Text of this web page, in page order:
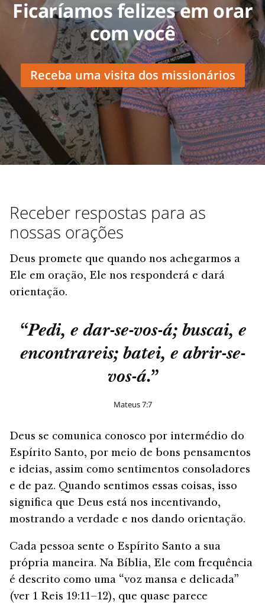
Ficaríamos felizes em orar
com você
Receba uma visita dos missionários
Receber respostas para as
nossas orações
Deus promete que quando nos achegarmos a
Ele em oração, Ele nos responderá e dará
orientação.
“Pedi, e dar-se-vos-á; buscai, e
encontrareis; batei, e abrir-se-
vos-á.”
Mateus 7:7
Deus se comunica conosco por intermédio do
Espírito Santo, por meio de bons pensamentos
e ideias, assim como sentimentos consoladores
e de paz. Quando sentimos essas coisas, isso
significa que Deus está nos incentivando,
mostrando a verdade e nos dando orientação.
Cada pessoa sente o Espírito Santo a sua
própria maneira. Na Bíblia, Ele com frequência
é descrito como uma “voz mansa e delicada”
(ver 1 Reis 19:11–12), que quase parece